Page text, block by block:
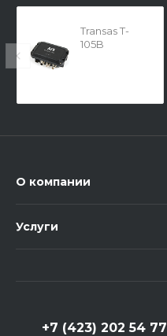
Transas T-
105B
О компании
Услуги
+7 (423) 202 54 77